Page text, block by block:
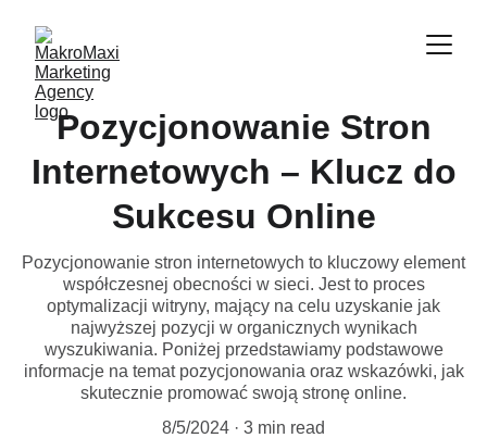
Pozycjonowanie Stron
Internetowych – Klucz do
Sukcesu Online
Pozycjonowanie stron internetowych to kluczowy element
współczesnej obecności w sieci. Jest to proces
optymalizacji witryny, mający na celu uzyskanie jak
najwyższej pozycji w organicznych wynikach
wyszukiwania. Poniżej przedstawiamy podstawowe
informacje na temat pozycjonowania oraz wskazówki, jak
skutecznie promować swoją stronę online.
8/5/2024
3 min read